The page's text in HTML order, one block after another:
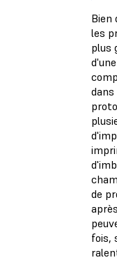
Bien
les
plus
de
fois,